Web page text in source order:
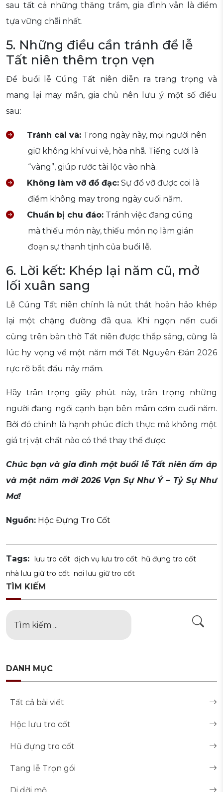
sau tất cả những thăng trầm, gia đình vẫn là điểm
tựa vững chãi nhất.
5. Những điều cần tránh để lễ
Tất niên thêm trọn vẹn
Để buổi lễ Cúng Tất niên diễn ra trang trọng và
mang lại may mắn, gia chủ nên lưu ý một số điều
sau:
Tránh cãi vã: Trong ngày này, mọi người nên
giữ không khí vui vẻ, hòa nhã. Tiếng cười là
“vàng”, giúp rước tài lộc vào nhà.
Không làm vỡ đồ đạc: Sự đổ vỡ được coi là
điềm không may trong ngày cuối năm.
Chuẩn bị chu đáo: Tránh việc đang cúng
mà thiếu món này, thiếu món nọ làm gián
đoạn sự thanh tịnh của buổi lễ.
6. Lời kết: Khép lại năm cũ, mở
lối xuân sang
Lễ Cúng Tất niên chính là nút thắt hoàn hảo khép
lại một chặng đường đã qua. Khi ngọn nến cuối
cùng trên bàn thờ Tất niên được thắp sáng, cũng là
lúc hy vọng về một năm mới Tết Nguyên Đán 2026
rực rỡ bắt đầu nảy mầm.
Hãy trân trọng giây phút này, trân trọng những
người đang ngồi cạnh bạn bên mâm cơm cuối năm.
Bởi đó chính là hạnh phúc đích thực mà không một
giá trị vật chất nào có thể thay thế được.
Chúc bạn và gia đình một buổi lễ Tất niên ấm áp
và một năm mới 2026 Vạn Sự Như Ý – Tỷ Sự Như
Mơ!
Nguồn: Hộc Đựng Tro Cốt
Tags: lưu tro cốt dịch vụ lưu tro cốt hũ đựng tro cốt
nhà lưu giữ tro cốt nơi lưu giữ tro cốt
TÌM KIẾM
DANH MỤC
Tất cả bài viết
Hộc lưu tro cốt
Hũ đựng tro cốt
Tang lễ Trọn gói